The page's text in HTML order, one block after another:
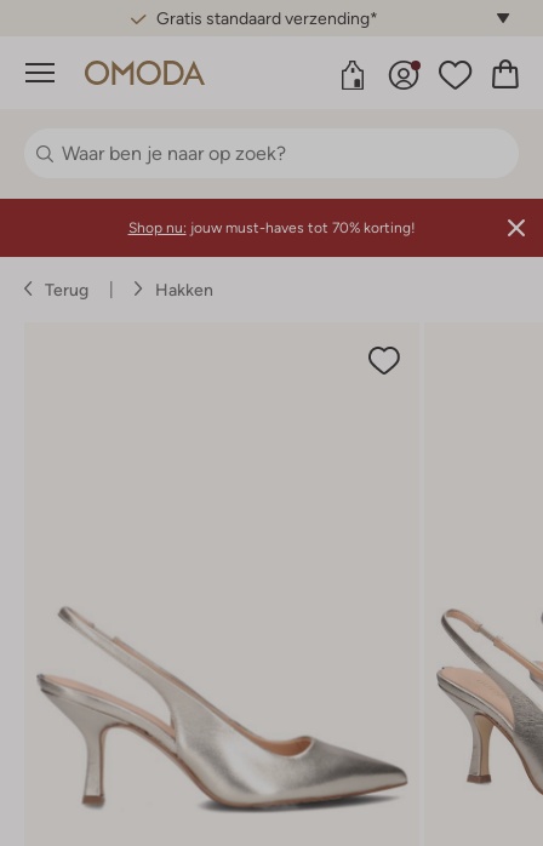
Gratis standaard verzending*
Menu
Shop nu: jouw must-haves tot 70% korting!
Terug Hakken